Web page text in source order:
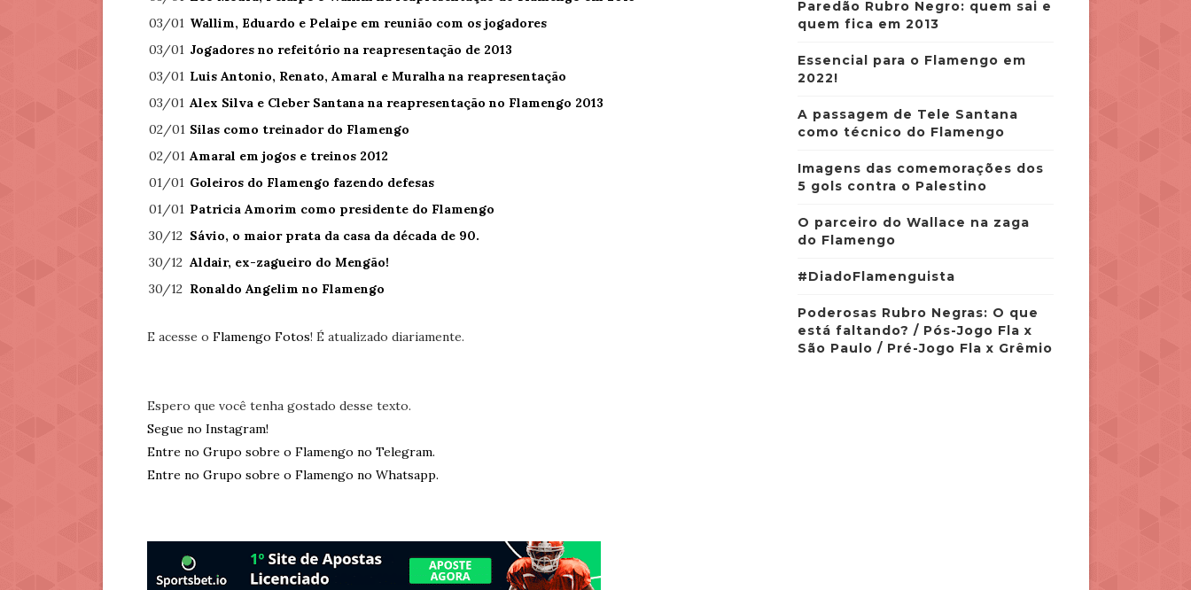
03/01 Wallim, Eduardo e Pelaipe em reunião com os jogadores
03/01 Jogadores no refeitório na reapresentação de 2013
03/01 Luis Antonio, Renato, Amaral e Muralha na reapresentação
03/01 Alex Silva e Cleber Santana na reapresentação no Flamengo 2013
02/01 Silas como treinador do Flamengo
02/01 Amaral em jogos e treinos 2012
01/01 Goleiros do Flamengo fazendo defesas
01/01 Patricia Amorim como presidente do Flamengo
30/12 Sávio, o maior prata da casa da década de 90.
30/12 Aldair, ex-zagueiro do Mengão!
30/12 Ronaldo Angelim no Flamengo
E acesse o Flamengo Fotos! É atualizado diariamente.
Espero que você tenha gostado desse texto.
Segue no Instagram!
Entre no Grupo sobre o Flamengo no Telegram.
Entre no Grupo sobre o Flamengo no Whatsapp.
Paredão Rubro Negro: quem sai e
quem fica em 2013
Essencial para o Flamengo em
2022!
A passagem de Tele Santana
como técnico do Flamengo
Imagens das comemorações dos
5 gols contra o Palestino
O parceiro do Wallace na zaga
do Flamengo
#DiadoFlamenguista
Poderosas Rubro Negras: O que
está faltando? / Pós-Jogo Fla x
São Paulo / Pré-Jogo Fla x Grêmio